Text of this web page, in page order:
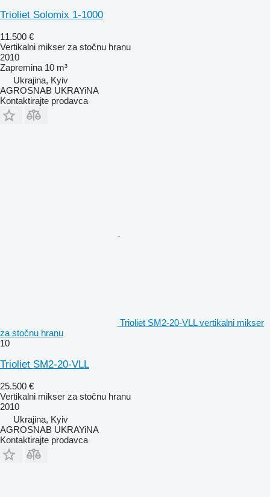
Trioliet Solomix 1-1000
11.500 €
Vertikalni mikser za stočnu hranu
2010
Zapremina 10 m³
Ukrajina, Kyiv
AGROSNAB UKRAYiNA
Kontaktirajte prodavca
Trioliet SM2-20-VLL vertikalni mikser
za stočnu hranu
10
Trioliet SM2-20-VLL
25.500 €
Vertikalni mikser za stočnu hranu
2010
Ukrajina, Kyiv
AGROSNAB UKRAYiNA
Kontaktirajte prodavca